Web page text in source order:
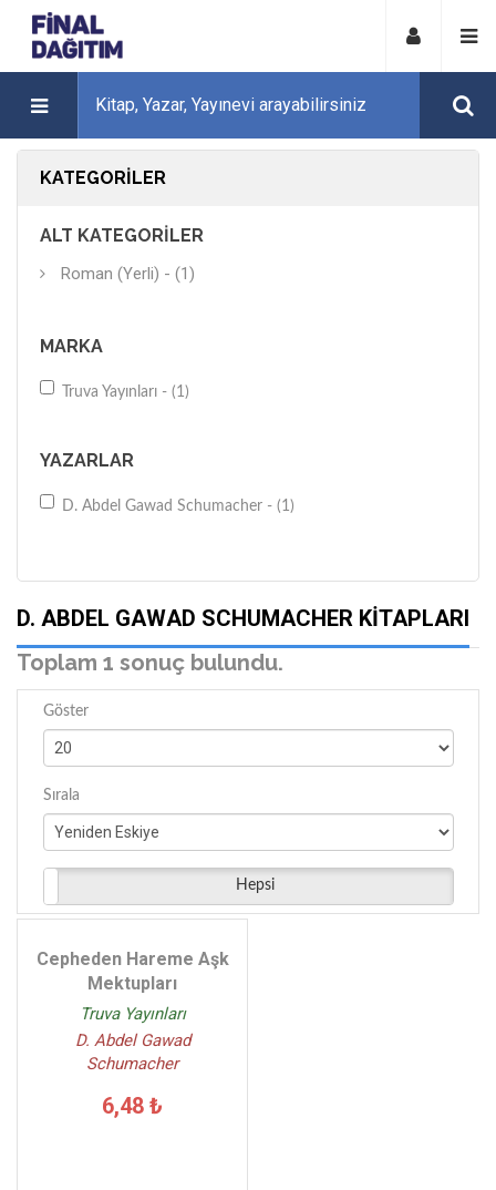
KATEGORILER
ALT KATEGORILER
Roman (Yerli) - (1)
MARKA
Truva Yayınları - (1)
YAZARLAR
D. Abdel Gawad Schumacher - (1)
D. ABDEL GAWAD SCHUMACHER KITAPLARI
Toplam 1 sonuç bulundu.
Göster
Sırala
Hepsi
Cepheden Hareme Aşk
Mektupları
Truva Yayınları
D. Abdel Gawad
Schumacher
6,48 ₺